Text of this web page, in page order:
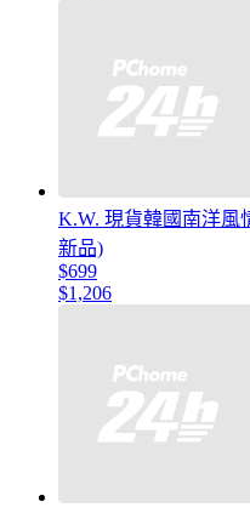
K.W. 現貨韓國南洋風
新品)
$699
$1,206